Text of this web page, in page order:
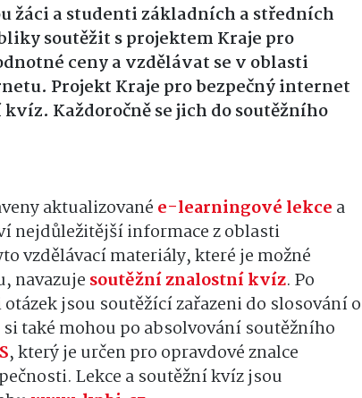
žáci a studenti základních a středních
soutěžit s projektem Kraje pro
ceny a vzdělávat se v oblasti
Projekt Kraje pro bezpečný internet
Každoročně se jich do soutěžního
aktualizované e-learningové lekce a
nejdůležitější informace z oblasti
vzdělávací materiály, které je možné
navazuje soutěžní znalostní kvíz. Po
jsou soutěžící zařazeni do slosování o
také mohou po absolvování soutěžního
, který je určen pro opravdové znalce
Lekce a soutěžní kvíz jsou